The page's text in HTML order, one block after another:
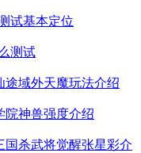
试基本定位
测试
途域外天魔玩法介绍
院神兽强度介绍
国杀武将觉醒张星彩介